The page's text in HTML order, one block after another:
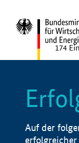
174
Auf der